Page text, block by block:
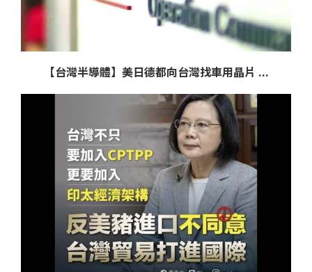
【台灣半導體】美日德都向台灣找車用晶片 ...